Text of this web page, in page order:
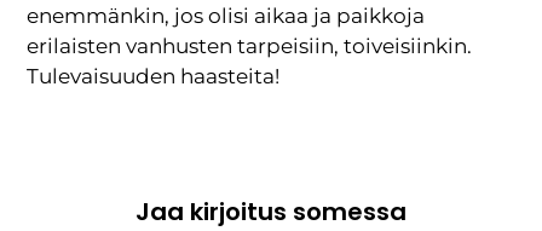
enemmänkin, jos olisi aikaa ja paikkoja
erilaisten vanhusten tarpeisiin, toiveisiinkin.
Tulevaisuuden haasteita!
Jaa kirjoitus somessa